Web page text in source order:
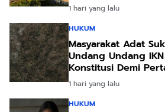
1 hari yang lalu
HUKUM
Masyarakat Adat
Undang Undang
Konstitusi Demi
Hidup Leluhur
1 hari yang lalu
HUKUM